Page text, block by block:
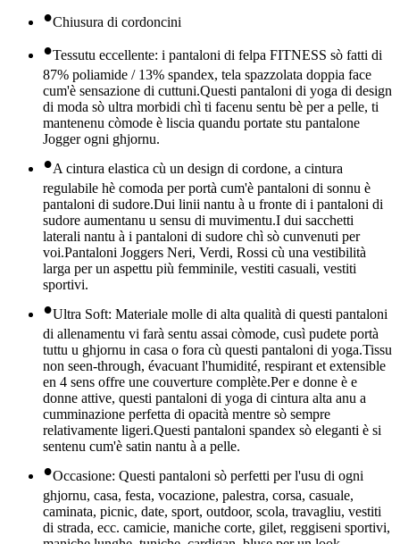
•Chiusura di cordoncini
•Tessutu eccellente: i pantaloni di felpa FITNESS sò fatti di
87% poliamide / 13% spandex, tela spazzolata doppia face
cum'è sensazione di cuttuni.Questi pantaloni di yoga di design
di moda sò ultra morbidi chì ti facenu sentu bè per a pelle, ti
mantenenu còmode è liscia quandu portate stu pantalone
Jogger ogni ghjornu.
•A cintura elastica cù un design di cordone, a cintura
regulabile hè comoda per portà cum'è pantaloni di sonnu è
pantaloni di sudore.Dui linii nantu à u fronte di i pantaloni di
sudore aumentanu u sensu di muvimentu.I dui sacchetti
laterali nantu à i pantaloni di sudore chì sò cunvenuti per
voi.Pantaloni Joggers Neri, Verdi, Rossi cù una vestibilità
larga per un aspettu più femminile, vestiti casuali, vestiti
sportivi.
•Ultra Soft: Materiale molle di alta qualità di questi pantaloni
di allenamentu vi farà sentu assai còmode, cusì pudete portà
tuttu u ghjornu in casa o fora cù questi pantaloni di yoga.Tissu
non seen-through, évacuant l'humidité, respirant et extensible
en 4 sens offre une couverture complète.Per e donne è e
donne attive, questi pantaloni di yoga di cintura alta anu a
cumminazione perfetta di opacità mentre sò sempre
relativamente ligeri.Questi pantaloni spandex sò eleganti è si
sentenu cum'è satin nantu à a pelle.
•Occasione: Questi pantaloni sò perfetti per l'usu di ogni
ghjornu, casa, festa, vocazione, palestra, corsa, casuale,
caminata, picnic, date, sport, outdoor, scola, travagliu, vestiti
di strada, ecc. camicie, maniche corte, gilet, reggiseni sportivi,